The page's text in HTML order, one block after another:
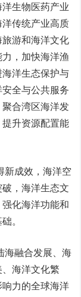
生物医药产业
传统产业高质
游和海洋文化
，加快海洋渔
洋生态保护与
全与公共服务
合湾区海洋发
升资源配置能
成效，海洋空
，海洋生态文
化海洋功能和
。
融合发展、海
海洋文化繁
力的全球海洋